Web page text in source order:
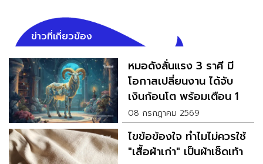
ข่าวที่เกี่ยวข้อง
หมอดังลั่นแรง 3 ราศี มี
โอกาสเปลี่ยนงาน ได้จับ
เงินก้อนโต พร้อมเตือน 1
เรื่อง
08 กรกฎาคม 2569
ไขข้อข้องใจ ทำไมไม่ควรใช้
"เสื้อผ้าเก่า" เป็นผ้าเช็ดเท้า